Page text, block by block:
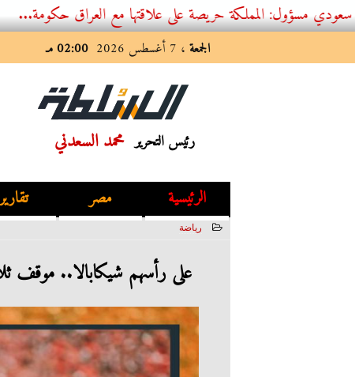
حريصة على علاقتها مع العراق حكومة...
الجمعة ، 7 أغسطس 2026 02:00 مـ
رئيس التحرير محمد السعدني
الرئيسية مصر تقارير
رياضة
على رأسهم شيكابالا.. موقف